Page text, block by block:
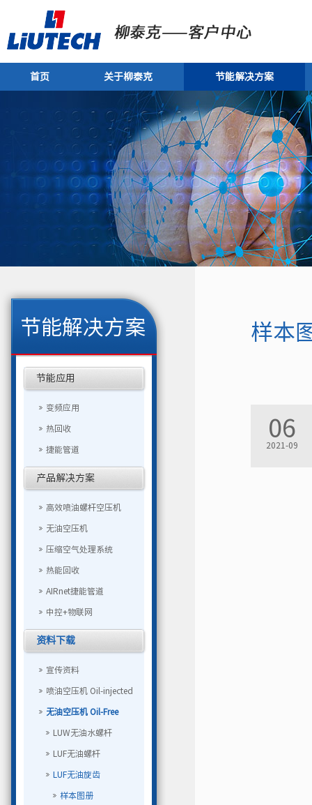
首页 关于柳泰克 节能解决方案
节能解决方案
节能应用
变频应用
热回收
捷能管道
产品解决方案
高效喷油螺杆空压机
无油空压机
压缩空气处理系统
热能回收
AIRnet捷能管道
中控+物联网
资料下载
宣传资料
喷油空压机 Oil-injected
无油空压机 Oil-Free
LUW无油水螺杆
LUF无油螺杆
LUF无油旋齿
样本图册
样本
06
2021-09